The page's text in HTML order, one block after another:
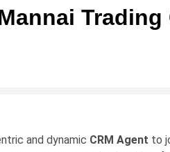
and dynamic CRM Agent to